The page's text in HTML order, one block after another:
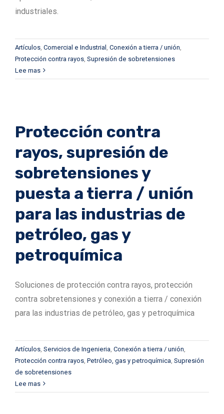
industriales.
Artículos Comercial e Industrial Conexión a tierra / unión
Protección contra rayos Supresión de sobretensiones
Lee mas
Protección contra
rayos, supresión de
sobretensiones y
puesta a tierra / unión
para las industrias de
petróleo, gas y
petroquímica
Soluciones de protección contra rayos, protección
contra sobretensiones y conexión a tierra / conexión
para las industrias de petróleo, gas y petroquímica
Artículos Servicios de Ingenieria Conexión a tierra / unión
Protección contra rayos Petróleo, gas y petroquímica Supresión
de sobretensiones
Lee mas